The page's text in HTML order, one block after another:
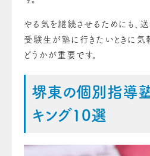
やる気を継続させるためにも、送
受験生が塾に行きたいときに気
どうかが重要です。
堺東の個別指導
キング10選